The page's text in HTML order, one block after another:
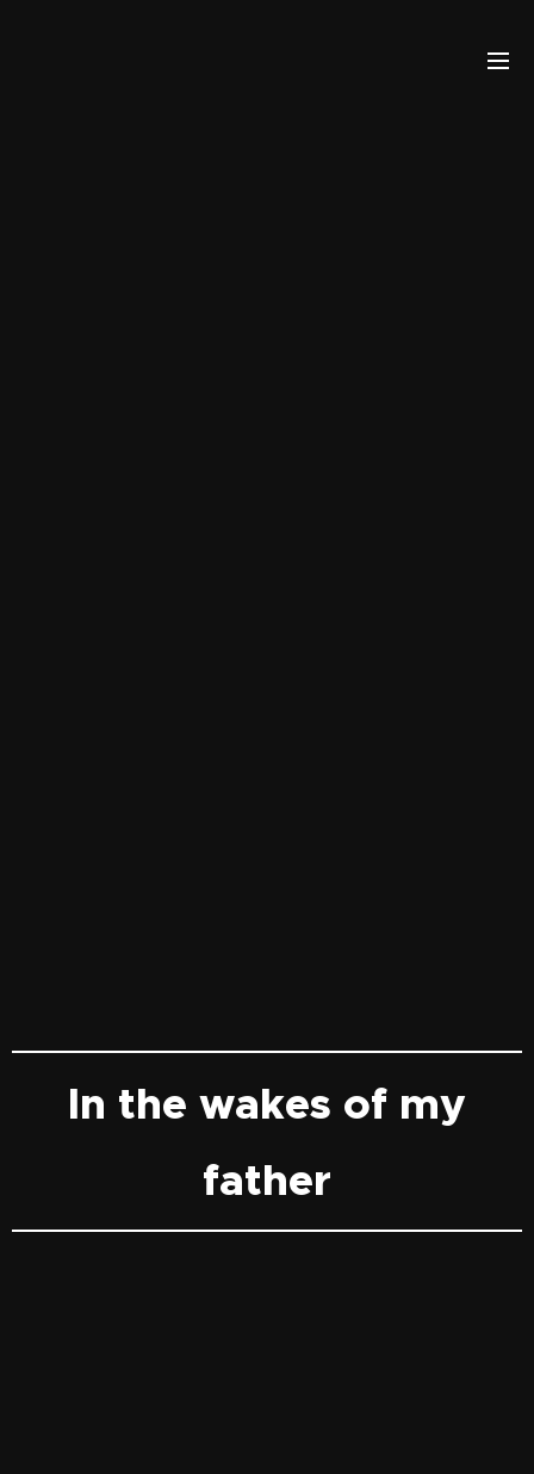
In the wakes of my
father